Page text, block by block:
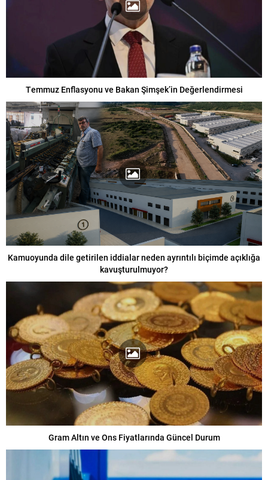
Temmuz Enflasyonu ve Bakan Şimşek’in Değerlendirmesi
Kamuoyunda dile getirilen iddialar neden ayrıntılı biçimde açıklığa
kavuşturulmuyor?
Gram Altın ve Ons Fiyatlarında Güncel Durum